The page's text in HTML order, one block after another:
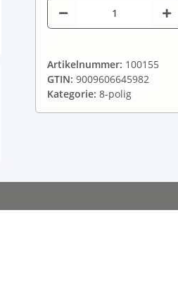
Artikelnummer: 100155
GTIN: 9009606645982
Kategorie: 8-polig